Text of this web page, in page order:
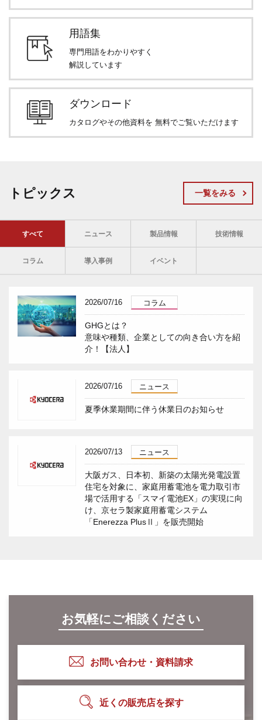
用語集
専門用語をわかりやすく
解説しています
ダウンロード
カタログやその他資料を 無料でご覧いただけます
トピックス 一覧をみる
すべて ニュース 製品情報 技術情報
コラム 導入事例 イベント
2026/07/16 コラム
GHGとは？
意味や種類、企業としての向き合い方を紹
介！【法人】
2026/07/16 ニュース
夏季休業期間に伴う休業日のお知らせ
2026/07/13 ニュース
大阪ガス、日本初、新築の太陽光発電設置
住宅を対象に、家庭用蓄電池を電力取引市
場で活用する「スマイ電池EX」の実現に向
け、京セラ製家庭用蓄電システム
「Enerezza PlusⅡ」を販売開始
お気軽にご相談ください
お問い合わせ・資料請求
近くの販売店を探す